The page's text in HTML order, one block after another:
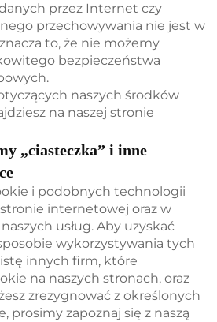
przez Internet czy
przechowywania nie jest w
to, że nie możemy
bezpieczeństwa
naszych środków
na naszej stronie
„ciasteczka” i inne
i podobnych technologii
internetowej oraz w
usług. Aby uzyskać
wykorzystywania tych
innych firm, które
na naszych stronach, oraz
zrezygnować z określonych
prosimy zapoznaj się z naszą